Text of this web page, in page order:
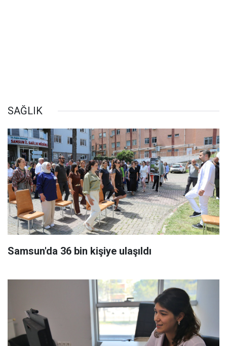
SAĞLIK
Samsun'da 36 bin kişiye ulaşıldı